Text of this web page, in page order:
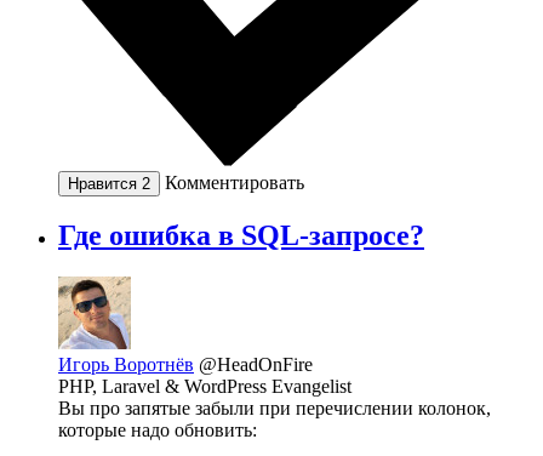
Нравится 2 Комментировать
Где ошибка в SQL-запросе?
Игорь Воротнёв @HeadOnFire
PHP, Laravel & WordPress Evangelist
Вы про запятые забыли при перечислении колонок,
которые надо обновить: